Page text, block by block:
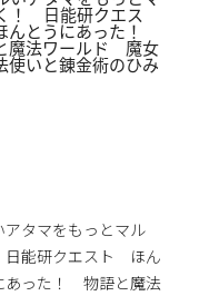
アタマをもっとマル
能研クエスト ほん
あった！ 物語と魔法